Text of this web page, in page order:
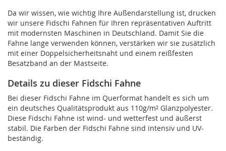
Da wir wissen, wie wichtig Ihre Außendarstellung ist, drucken
wir unsere Fidschi Fahnen für Ihren repräsentativen Auftritt
mit modernsten Maschinen in Deutschland. Damit Sie die
Fahne lange verwenden können, verstärken wir sie zusätzlich
mit einer Doppelsicherheitsnaht und einem reißfesten
Besatzband an der Mastseite.
Details zu dieser Fidschi Fahne
Bei dieser Fidschi Fahne im Querformat handelt es sich um
ein deutsches Qualitätsprodukt aus 110g/m² Glanzpolyester.
Diese Fidschi Fahne ist wind- und wetterfest und äußerst
stabil. Die Farben der Fidschi Fahne sind intensiv und UV-
beständig.